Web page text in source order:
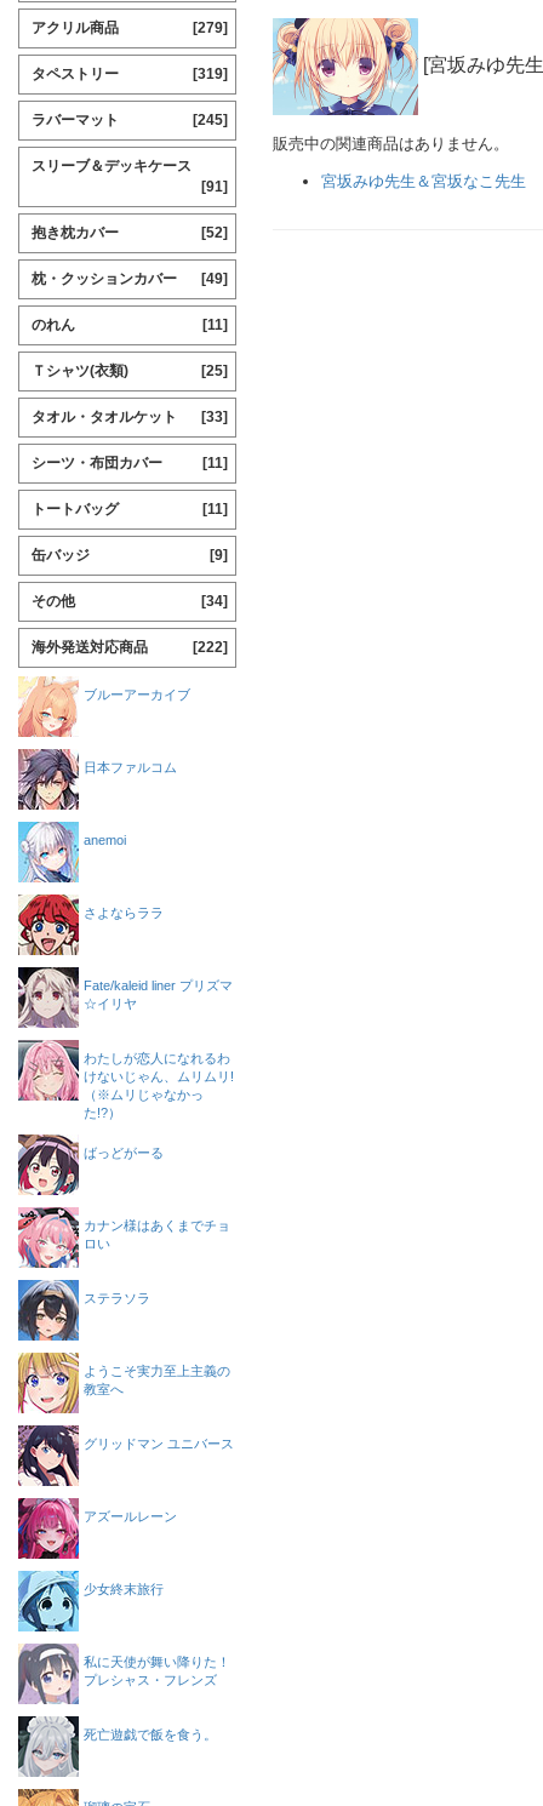
[宮坂みゆ先
販売中の関連商品はありません。
宮坂みゆ先生＆宮坂なこ先生
アクリル商品 [279]
タペストリー [319]
ラバーマット [245]
スリーブ＆デッキケース
[91]
抱き枕カバー [52]
枕・クッションカバー [49]
のれん [11]
Ｔシャツ(衣類) [25]
タオル・タオルケット [33]
シーツ・布団カバー [11]
トートバッグ [11]
缶バッジ [9]
その他 [34]
海外発送対応商品 [222]
ブルーアーカイブ
日本ファルコム
anemoi
さよならララ
Fate/kaleid liner プリズマ
☆イリヤ
わたしが恋人になれるわ
けないじゃん、ムリムリ!
（※ムリじゃなかっ
た!?）
ばっどがーる
カナン様はあくまでチョ
ロい
ステラソラ
ようこそ実力至上主義の
教室へ
グリッドマン ユニバース
アズールレーン
少女終末旅行
私に天使が舞い降りた！
プレシャス・フレンズ
死亡遊戯で飯を食う。